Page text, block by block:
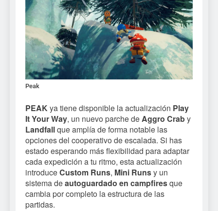
Peak
PEAKya tiene disponible la actualización Play
It Your Way, un nuevo parche deAggro Craby
Landfallque amplía de forma notable las
opciones del cooperativo de escalada. Si has
estado esperando más flexibilidad para adaptar
cada expedición a tu ritmo, esta actualización
introduceCustom Runs, Mini Runsy un
sistema deautoguardado en campfiresque
cambia por completo la estructura de las
partidas.